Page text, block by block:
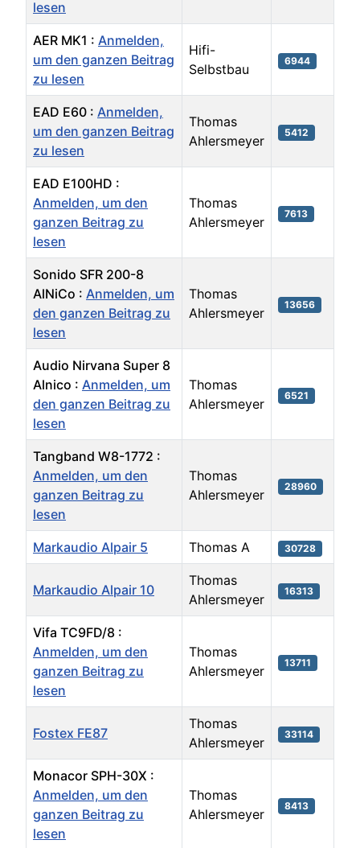
lesen
AER MK1 : Anmelden,
um den ganzen Beitrag
zu lesen
Hifi-
Selbstbau
6944
EAD E60 : Anmelden,
um den ganzen Beitrag
zu lesen
Thomas
Ahlersmeyer
5412
EAD E100HD :
Anmelden, um den
ganzen Beitrag zu
lesen
Thomas
Ahlersmeyer
7613
Sonido SFR 200-8
AlNiCo : Anmelden, um
den ganzen Beitrag zu
lesen
Thomas
Ahlersmeyer
13656
Audio Nirvana Super 8
Alnico : Anmelden, um
den ganzen Beitrag zu
lesen
Thomas
Ahlersmeyer
6521
Tangband W8-1772 :
Anmelden, um den
ganzen Beitrag zu
lesen
Thomas
Ahlersmeyer
28960
Markaudio Alpair 5 Thomas A 30728
Markaudio Alpair 10
Thomas
Ahlersmeyer
16313
Vifa TC9FD/8 :
Anmelden, um den
ganzen Beitrag zu
lesen
Thomas
Ahlersmeyer
13711
Fostex FE87
Thomas
Ahlersmeyer
33114
Monacor SPH-30X :
Anmelden, um den
ganzen Beitrag zu
lesen
Thomas
Ahlersmeyer
8413